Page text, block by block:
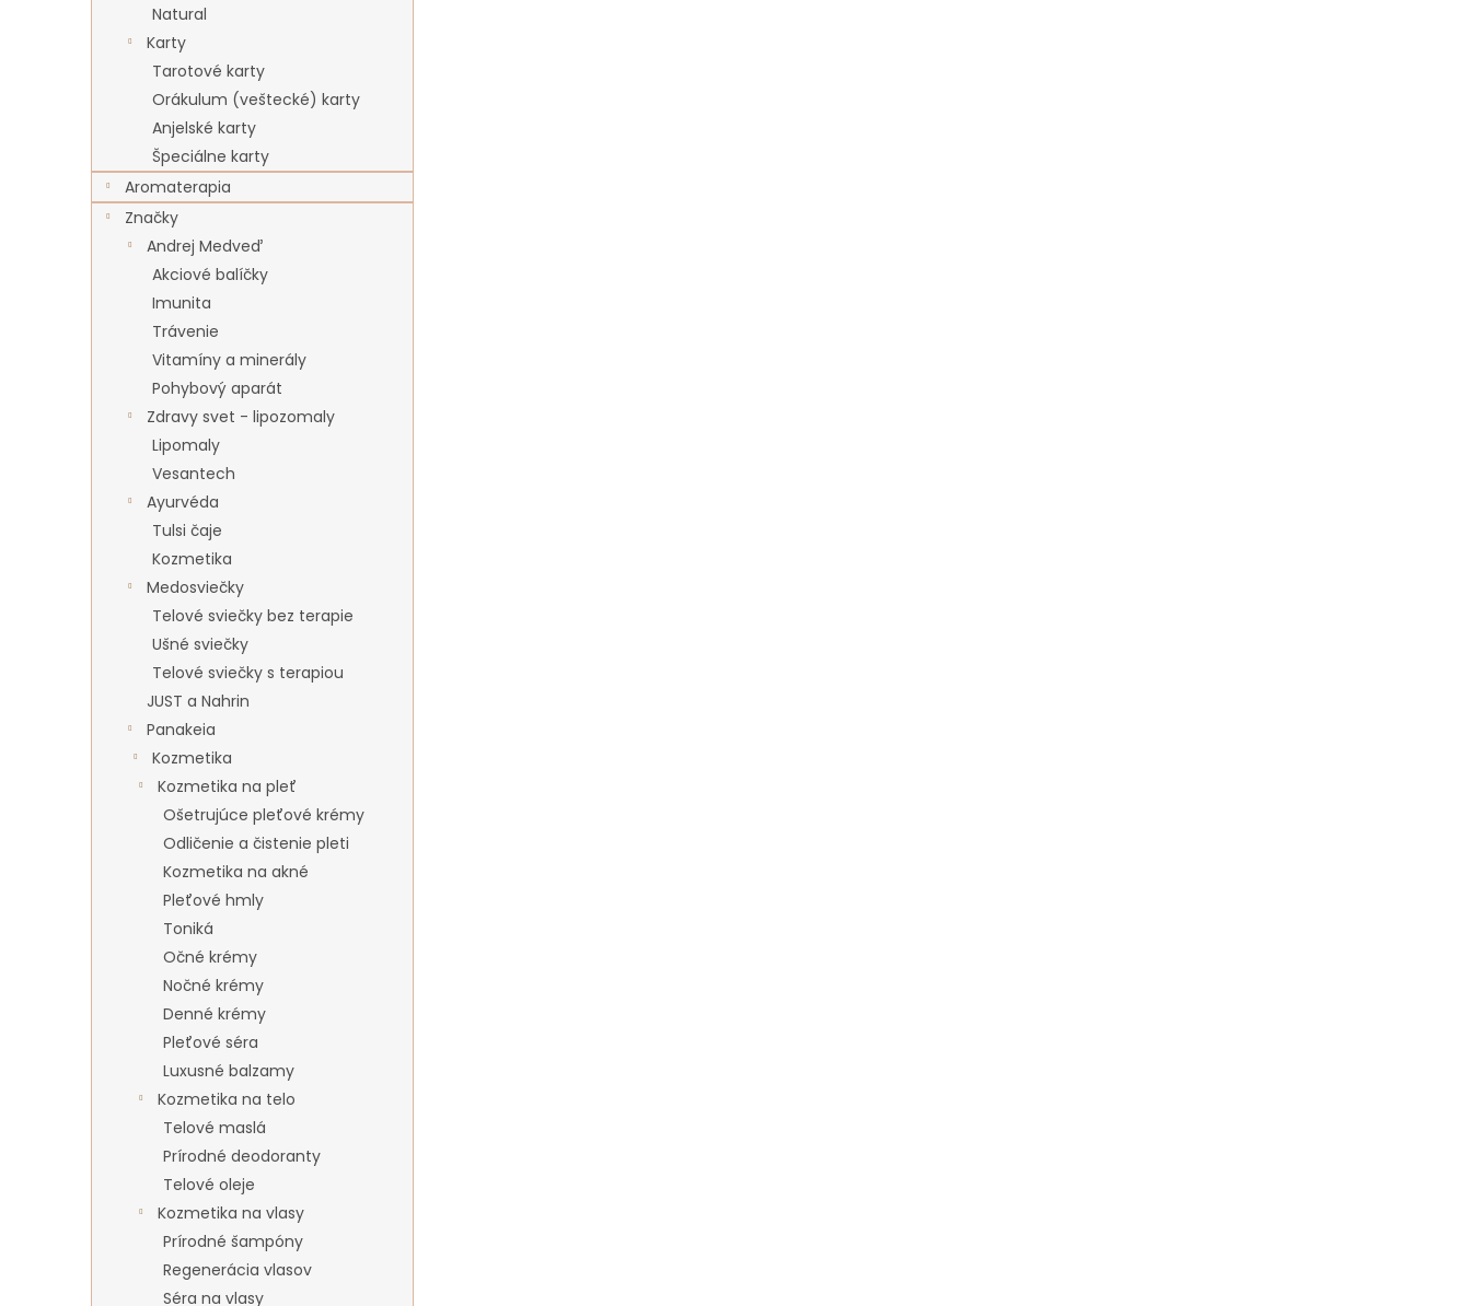
Natural
Karty
Tarotové karty
Orákulum (veštecké) karty
Anjelské karty
Špeciálne karty
Aromaterapia
Značky
Andrej Medveď
Akciové balíčky
Imunita
Trávenie
Vitamíny a minerály
Pohybový aparát
Zdravy svet - lipozomaly
Lipomaly
Vesantech
Ayurvéda
Tulsi čaje
Kozmetika
Medosviečky
Telové sviečky bez terapie
Ušné sviečky
Telové sviečky s terapiou
JUST a Nahrin
Panakeia
Kozmetika
Kozmetika na pleť
Ošetrujúce pleťové krémy
Odličenie a čistenie pleti
Kozmetika na akné
Pleťové hmly
Toniká
Očné krémy
Nočné krémy
Denné krémy
Pleťové séra
Luxusné balzamy
Kozmetika na telo
Telové maslá
Prírodné deodoranty
Telové oleje
Kozmetika na vlasy
Prírodné šampóny
Regenerácia vlasov
Séra na vlasy